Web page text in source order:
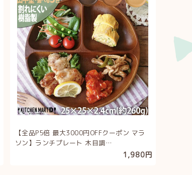
【全品P5倍 最大3000円OFFクーポン マラ
ソン】ランチプレート 木目調…
1,980円